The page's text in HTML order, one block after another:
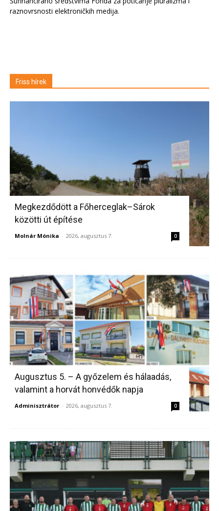
raznovrsnosti elektroničkih medija.
Friss hírek
Megkezdődött a Főherceglak–Sárok
közötti út építése
Molnár Mónika - 2026, augusztus 7. 0
Augusztus 5. – A győzelem és hálaadás,
valamint a horvát honvédők napja
Adminisztrátor - 2026, augusztus 7. 0